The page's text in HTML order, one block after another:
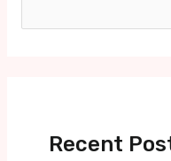
Recent